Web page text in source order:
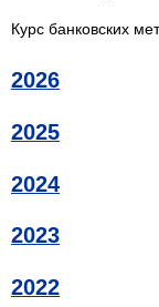
Курс банковских
2026
2025
2024
2023
2022